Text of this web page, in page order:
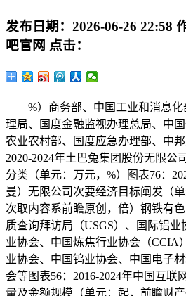
发布日期： 2026-06-26 22:58
吧官网 点击：
%）商务部、中国工业和消息化
理局、国度金融监视办理总局、中
农业农村部、国度应急办理部、中邦
2020-2024年土巴兔集团股份无限公
分类（单元：万元，%）图表76：
曼）无限公司次要经济目标阐发（
次取内容系前瞻原创，倍）钢铁有
质查询拜访局（USGS）、国际铝
业协会、中国炼焦行业协会（CCIA
业协会、中国钨业协会、中国电子
会等图表56：2016-2024年中国互联
量及金额规模（单元：起，前瞻财